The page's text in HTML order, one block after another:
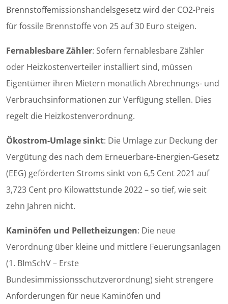
Brennstoffemissionshandelsgesetz wird der CO2-Preis
für fossile Brennstoffe von 25 auf 30 Euro steigen.
Fernablesbare Zähler: Sofern fernablesbare Zähler
oder Heizkostenverteiler installiert sind, müssen
Eigentümer ihren Mietern monatlich Abrechnungs- und
Verbrauchsinformationen zur Verfügung stellen. Dies
regelt die Heizkostenverordnung.
Ökostrom-Umlage sinkt: Die Umlage zur Deckung der
Vergütung des nach dem Erneuerbare-Energien-Gesetz
(EEG) geförderten Stroms sinkt von 6,5 Cent 2021 auf
3,723 Cent pro Kilowattstunde 2022 – so tief, wie seit
zehn Jahren nicht.
Kaminöfen und Pelletheizungen: Die neue
Verordnung über kleine und mittlere Feuerungsanlagen
(1. BImSchV – Erste
Bundesimmissionsschutzverordnung) sieht strengere
Anforderungen für neue Kaminöfen und